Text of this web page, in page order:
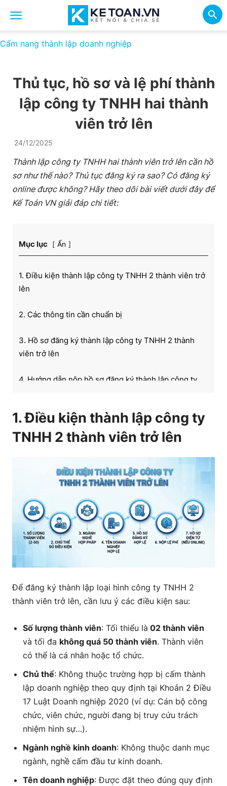
Cẩm nang thành lập doanh nghiệp
Thủ tục, hồ sơ và lệ phí thành
lập công ty TNHH hai thành
viên trở lên
24/12/2025
Thành lập công ty TNHH hai thành viên trở lên cần hồ
sơ như thế nào? Thủ tục đăng ký ra sao? Có đăng ký
online được không? Hãy theo dõi bài viết dưới đây để
Kế Toán VN giải đáp chi tiết:
Mục lục Ẩn
1. Điều kiện thành lập công ty TNHH 2 thành viên trở
lên
2. Các thông tin cần chuẩn bị
3. Hồ sơ đăng ký thành lập công ty TNHH 2 thành
viên trở lên
4. Hướng dẫn nộp hồ sơ đăng ký thành lập công ty
5. Theo dõi và nhận kết quả
6. Lệ phí đăng ký thành lập công ty TNHH 2 thành
7. Các công việc cần thực hiện sau khi đăng ký
1. Điều kiện thành lập công ty
TNHH 2 thành viên trở lên
Để đăng ký thành lập loại hình công ty TNHH 2
thành viên trở lên, cần lưu ý các điều kiện sau:
Số lượng thành viên: Tối thiểu là 02 thành viên
và tối đa không quá 50 thành viên. Thành viên
có thể là cá nhân hoặc tổ chức.
Chủ thể: Không thuộc trường hợp bị cấm thành
lập doanh nghiệp theo quy định tại Khoản 2 Điều
17 Luật Doanh nghiệp 2020 (ví dụ: Cán bộ công
chức, viên chức, người đang bị truy cứu trách
nhiệm hình sự…).
Ngành nghề kinh doanh: Không thuộc danh mục
ngành, nghề cấm đầu tư kinh doanh.
Tên doanh nghiệp: Được đặt theo đúng quy định